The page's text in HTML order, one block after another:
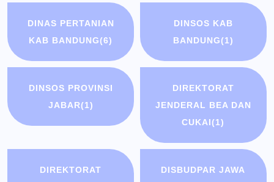
DINAS PERTANIAN
KAB BANDUNG(6)
DINSOS KAB
BANDUNG(1)
DINSOS PROVINSI
JABAR(1)
DIREKTORAT
JENDERAL BEA DAN
CUKAI(1)
DIREKTORAT
DISBUDPAR JAWA